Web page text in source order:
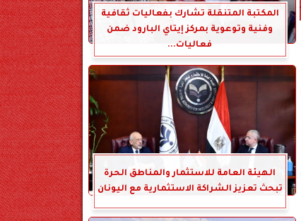
المكتبة المتنقلة تشارك بفعاليات ثقافية
وفنية وتوعوية بمركز إيتاي البارود ضمن
فعاليات...
الهيئة العامة للاستثمار والمناطق الحرة
تبحث تعزيز الشراكة الاستثمارية مع اليونان